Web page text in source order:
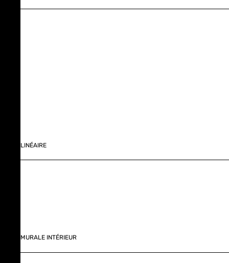
LINÉAIRE
MURALE INTÉRIEUR